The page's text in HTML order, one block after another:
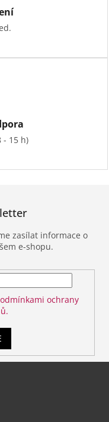
- 15 h)
zasílat informace o
e-shopu.
ochrany